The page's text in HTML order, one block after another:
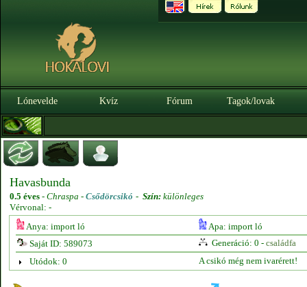
Lónevelde Kvíz Fórum Tagok/lovak
Havasbunda
0.5 éves - Chraspa - Csődörcsikó - Szín: különleges
Vérvonal: -
Anya: import ló
Apa: import ló
Saját ID: 589073
Generáció: 0 - családfa
Utódok: 0
A csikó még nem ivarérett!